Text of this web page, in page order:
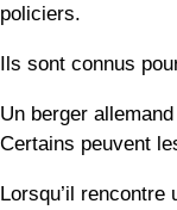
policiers.
Ils sont connus
Un berger
Certains peuvent
Lorsqu’il